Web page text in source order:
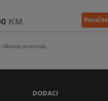
KM Poručite
proizvoda.
DODACI